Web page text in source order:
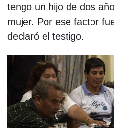
tengo un hijo de dos
mujer. Por ese factor
declaró el testigo.